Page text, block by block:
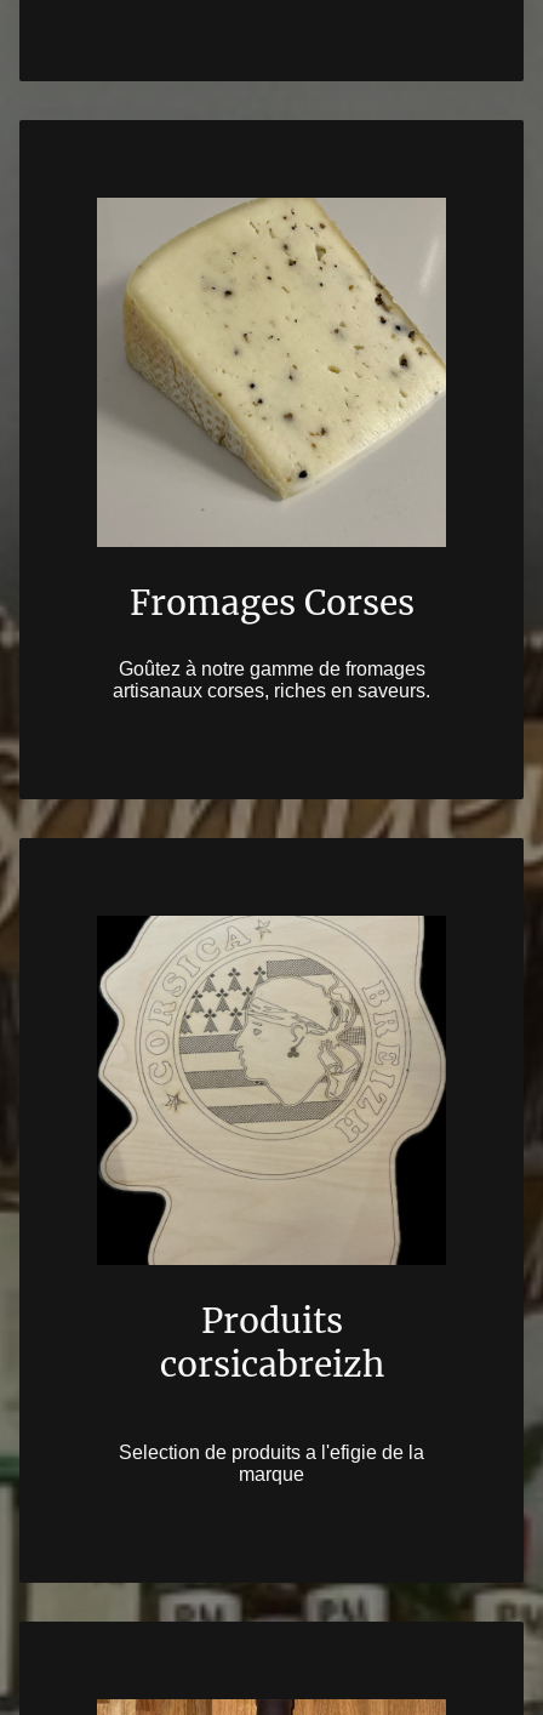
Fromages Corses
Goûtez à notre gamme de fromages
artisanaux corses, riches en saveurs.
Produits
corsicabreizh
Selection de produits a l'efigie de la
marque